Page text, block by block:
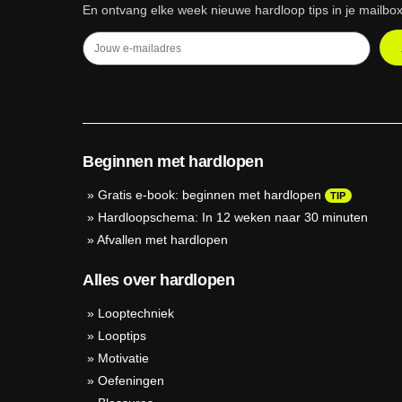
En ontvang elke week nieuwe hardloop tips in je
Beginnen met hardlopen
» Gratis e-book: beginnen met hardlopen TIP
» Hardloopschema: In 12 weken naar 30 minuten
»Afvallen met hardlopen
Alles over hardlopen
» Looptechniek
» Looptips
» Motivatie
» Oefeningen